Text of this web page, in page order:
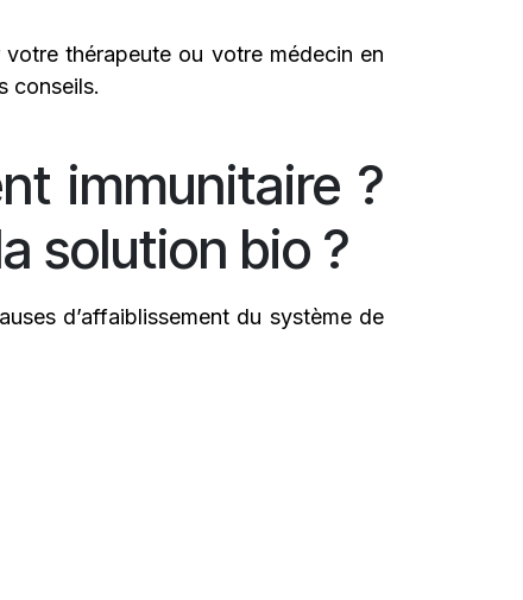
thérapeute ou votre médecin en
conseils.
immunitaire ?
solution bio ?
d’affaiblissement du système de